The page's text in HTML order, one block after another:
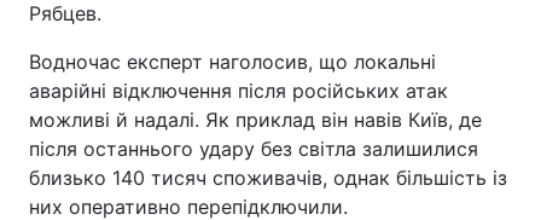
Рябцев.
Водночас експерт наголосив, що локальні
аварійні відключення після російських атак
можливі й надалі. Як приклад він навів Київ, де
після останнього удару без світла залишилися
близько 140 тисяч споживачів, однак більшість із
них оперативно перепідключили.